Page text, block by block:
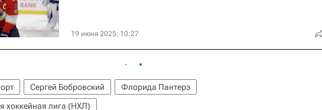
19 июня 2025, 10:27
Сергей Бобровский
Флорида Пантерз
хоккейная лига (НХЛ)